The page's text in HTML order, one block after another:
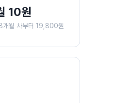
10원
개월 차부터 19,800원